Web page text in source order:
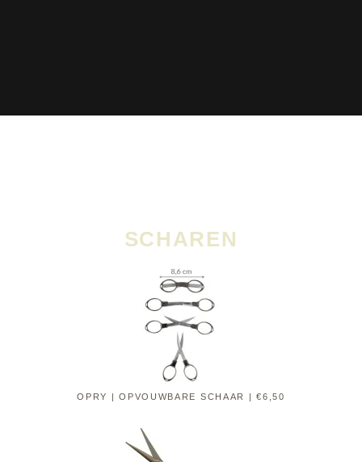
SCHAREN
OPRY | OPVOUWBARE SCHAAR | €6,50